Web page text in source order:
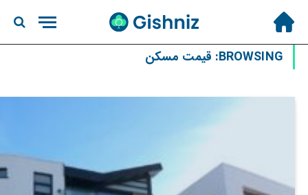
BROWSING: قیمت مسکن